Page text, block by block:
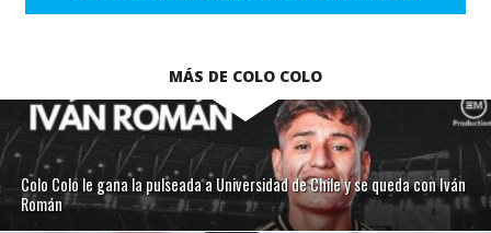
MÁS DE COLO COLO
Colo Colo le gana la pulseada a Universidad de Chile y se queda con Iván
Román